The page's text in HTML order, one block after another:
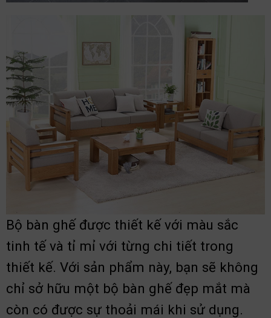
Bộ bàn ghế được thiết kế với màu sắc
tinh tế và tỉ mỉ với từng chi tiết trong
thiết kế. Với sản phẩm này, bạn sẽ không
chỉ sở hữu một bộ bàn ghế đẹp mắt mà
còn có được sự thoải mái khi sử dụng.